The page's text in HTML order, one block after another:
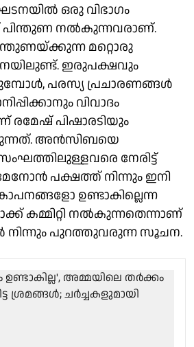
ഒരു വിഭാഗം
നല്‍കുന്നവരാണ്.
മറ്റൊരു
ഇരുപക്ഷവും
പരസ്യ പ്രചാരണങ്ങള്‍
വിവാദം
രമേഷ് പിഷാരടിയും
അന്‍സിബയെ
നേരിട്ട്
മേനോന്‍ പക്ഷത്ത് നിന്നും ഇനി
ഉണ്ടാകില്ലെന്ന
കമ്മിറ്റി നല്‍കുന്നതെന്നാണ്
നിന്നും പുറത്തുവരുന്ന സൂചന.